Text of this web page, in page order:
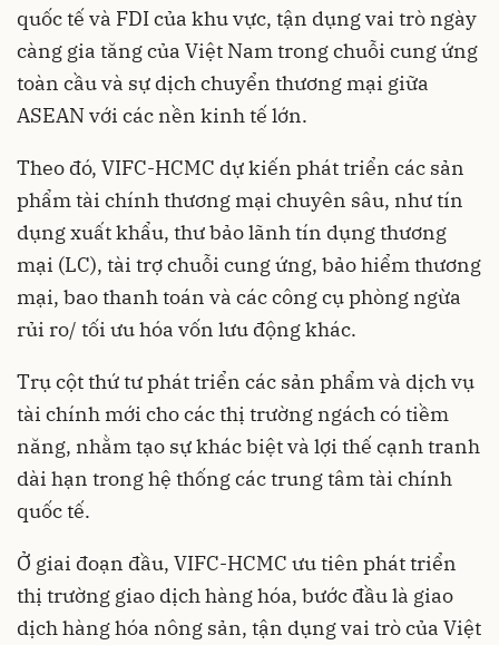
quốc tế và FDI của khu vực, tận dụng vai trò ngày
càng gia tăng của Việt Nam trong chuỗi cung ứng
toàn cầu và sự dịch chuyển thương mại giữa
ASEAN với các nền kinh tế lớn.
Theo đó, VIFC-HCMC dự kiến phát triển các sản
phẩm tài chính thương mại chuyên sâu, như tín
dụng xuất khẩu, thư bảo lãnh tín dụng thương
mại (LC), tài trợ chuỗi cung ứng, bảo hiểm thương
mại, bao thanh toán và các công cụ phòng ngừa
rủi ro/ tối ưu hóa vốn lưu động khác.
Trụ cột thứ tư phát triển các sản phẩm và dịch vụ
tài chính mới cho các thị trường ngách có tiềm
năng, nhằm tạo sự khác biệt và lợi thế cạnh tranh
dài hạn trong hệ thống các trung tâm tài chính
quốc tế.
Ở giai đoạn đầu, VIFC-HCMC ưu tiên phát triển
thị trường giao dịch hàng hóa, bước đầu là giao
dịch hàng hóa nông sản, tận dụng vai trò của Việt